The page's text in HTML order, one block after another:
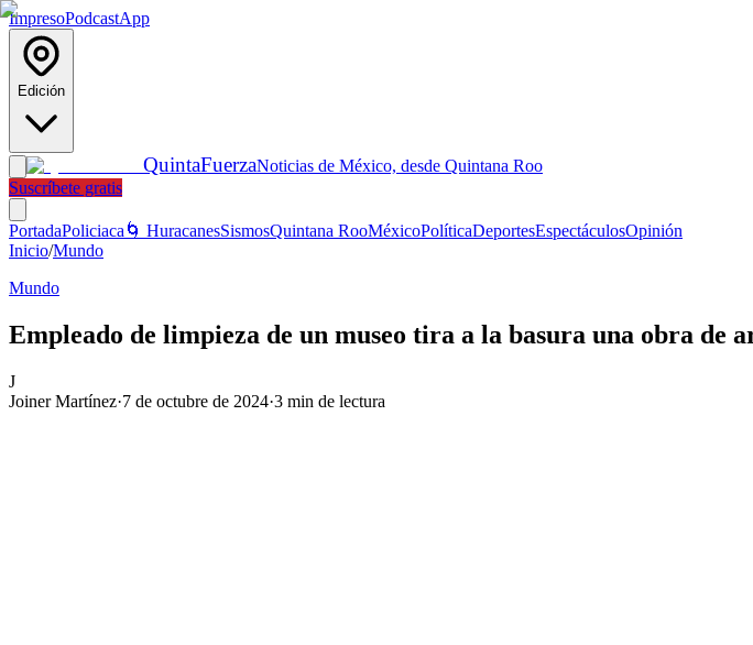
ImpresoPodcastApp
Edición
QuintaFuerzaNoticias de México, desde Quintana Roo
Suscríbete gratis
PortadaPoliciaca 🌀 HuracanesSismosQuintana RooMéxicoPolíticaDeportesEspectáculosOpinión
Inicio/Mundo
Mundo
Empleado de limpieza de un museo tira a la basura una obra de
J
Joiner Martínez·7 de octubre de 2024·3 min de lectura